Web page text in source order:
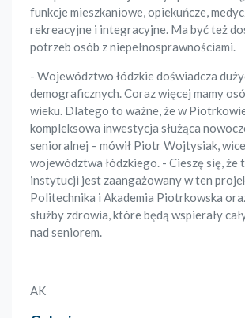
funkcje mieszkaniowe, opiekuńcze,
rekreacyjne i integracyjne. Ma być też
potrzeb osób z niepełnosprawnościami.
- Województwo łódzkie doświadcza
demograficznych. Coraz więcej mamy
wieku. Dlatego to ważne, że w
kompleksowa inwestycja służąca
senioralnej – mówił Piotr Wojtysiak,
województwa łódzkiego. - Cieszę się, że
instytucji jest zaangażowany w ten
Politechnika i Akademia Piotrkowska
służby zdrowia, które będą wspierały
nad seniorem.
AK